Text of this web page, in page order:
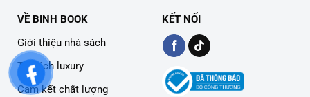
VỀ BINH BOOK
Giới thiệu nhà sách
Tủ sách luxury
Cam kết chất lượng
KẾT NỐI